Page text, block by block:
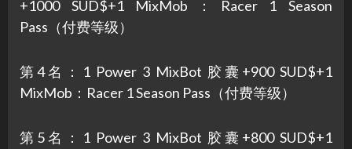
+1000 SUD$+1 MixMob：Racer 1 Season
Pass（付费等级）
第4名：1 Power 3 MixBot 胶囊+900 SUD$+1
MixMob：Racer 1 Season Pass（付费等级）
第5名：1 Power 3 MixBot 胶囊+800 SUD$+1